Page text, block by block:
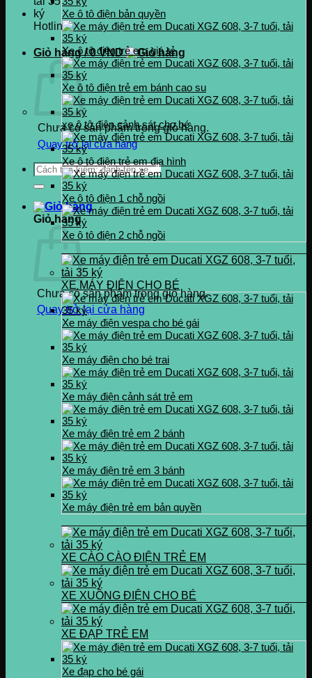
Hotline
0937.222.487
Giỏ hàng /0VND
Chưa có sản phẩm trong giỏ hàng.
Quay trở lại cửa hàng
Tìm
kiếm:
Giỏ hàng
Chưa có sản phẩm trong giỏ hàng.
Quay trở lại cửa hàng
Xe ô tô điện bản quyền
Xe ô tô điện trẻ em giá rẻ
Xe ô tô điện trẻ em bánh cao su
xe ô tô điện cảnh sát cho bé
Xe ô tô điện trẻ em địa hình
Xe ô tô điện 1 chỗ ngồi
Xe ô tô điện 2 chỗ ngồi
XE MÁY ĐIỆN CHO BÉ
Xe máy điện vespa cho bé gái
Xe máy điện cho bé trai
Xe máy điện cảnh sát trẻ em
Xe máy điện trẻ em 2 bánh
Xe máy điện trẻ em 3 bánh
Xe máy điện trẻ em bản quyền
XE CÀO CÀO ĐIỆN TRẺ EM
XE XUỒNG ĐIỆN CHO BÉ
XE ĐẠP TRẺ EM
Xe đạp cho bé gái